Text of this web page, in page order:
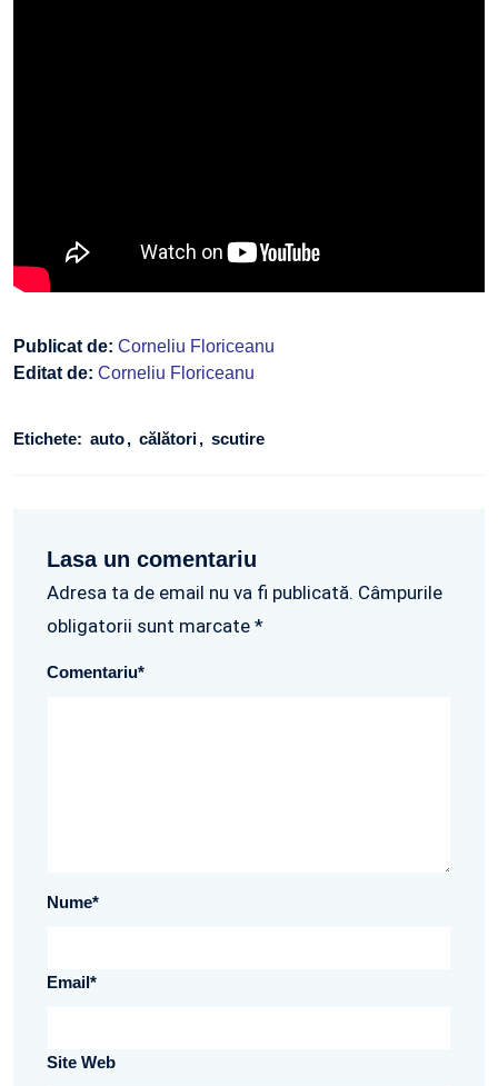
Publicat de: Corneliu Floriceanu
Editat de: Corneliu Floriceanu
Etichete: auto călători scutire
Lasa un comentariu
Adresa ta de email nu va fi publicată. Câmpurile
obligatorii sunt marcate *
Comentariu*
Nume*
Email*
Site Web